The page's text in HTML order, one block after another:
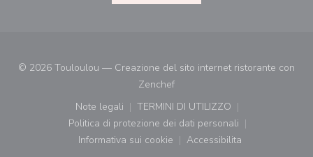
© 2026 Touloulou — Creazione del sito internet ristorante con
Zenchef((apre una nuova finestra))
Note legali
((apre una nuova finestra))
TERMINI DI UTILIZZO
((apre una nuova finestra))
Politica di protezione dei dati personali
((apre una nuova finestra))
Informativa sui cookie
((apre una nuova finestra))
Accessibilita
((apre una nuova